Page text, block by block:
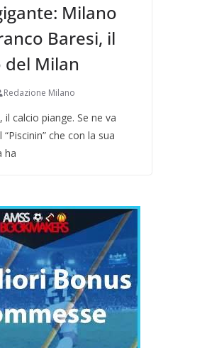
Milano
Baresi, il
del Milan
Redazione Milano
calcio piange. Se ne va
che con la sua
ha